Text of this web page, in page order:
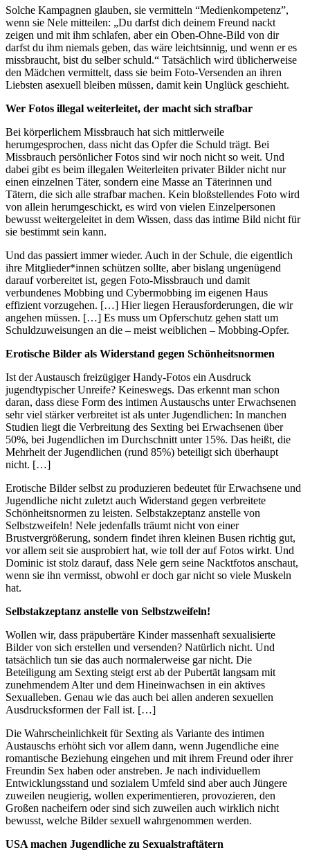
Solche Kampagnen glauben, sie vermitteln “Medienkompetenz”,
wenn sie Nele mitteilen: „Du darfst dich deinem Freund nackt
zeigen und mit ihm schlafen, aber ein Oben-Ohne-Bild von dir
darfst du ihm niemals geben, das wäre leichtsinnig, und wenn er es
missbraucht, bist du selber schuld.“ Tatsächlich wird üblicherweise
den Mädchen vermittelt, dass sie beim Foto-Versenden an ihren
Liebsten asexuell bleiben müssen, damit kein Unglück geschieht.
Wer Fotos illegal weiterleitet, der macht sich strafbar
Bei körperlichem Missbrauch hat sich mittlerweile
herumgesprochen, dass nicht das Opfer die Schuld trägt. Bei
Missbrauch persönlicher Fotos sind wir noch nicht so weit. Und
dabei gibt es beim illegalen Weiterleiten privater Bilder nicht nur
einen einzelnen Täter, sondern eine Masse an Täterinnen und
Tätern, die sich alle strafbar machen. Kein bloßstellendes Foto wird
von allein herumgeschickt, es wird von vielen Einzelpersonen
bewusst weitergeleitet in dem Wissen, dass das intime Bild nicht für
sie bestimmt sein kann.
Und das passiert immer wieder. Auch in der Schule, die eigentlich
ihre Mitglieder*innen schützen sollte, aber bislang ungenügend
darauf vorbereitet ist, gegen Foto-Missbrauch und damit
verbundenes Mobbing und Cybermobbing im eigenen Haus
effizient vorzugehen. […] Hier liegen Herausforderungen, die wir
angehen müssen. […] Es muss um Opferschutz gehen statt um
Schuldzuweisungen an die – meist weiblichen – Mobbing-Opfer.
Erotische Bilder als Widerstand gegen Schönheitsnormen
Ist der Austausch freizügiger Handy-Fotos ein Ausdruck
jugendtypischer Unreife? Keineswegs. Das erkennt man schon
daran, dass diese Form des intimen Austauschs unter Erwachsenen
sehr viel stärker verbreitet ist als unter Jugendlichen: In manchen
Studien liegt die Verbreitung des Sexting bei Erwachsenen über
50%, bei Jugendlichen im Durchschnitt unter 15%. Das heißt, die
Mehrheit der Jugendlichen (rund 85%) beteiligt sich überhaupt
nicht. […]
Erotische Bilder selbst zu produzieren bedeutet für Erwachsene und
Jugendliche nicht zuletzt auch Widerstand gegen verbreitete
Schönheitsnormen zu leisten. Selbstakzeptanz anstelle von
Selbstzweifeln! Nele jedenfalls träumt nicht von einer
Brustvergrößerung, sondern findet ihren kleinen Busen richtig gut,
vor allem seit sie ausprobiert hat, wie toll der auf Fotos wirkt. Und
Dominic ist stolz darauf, dass Nele gern seine Nacktfotos anschaut,
wenn sie ihn vermisst, obwohl er doch gar nicht so viele Muskeln
hat.
Selbstakzeptanz anstelle von Selbstzweifeln!
Wollen wir, dass präpubertäre Kinder massenhaft sexualisierte
Bilder von sich erstellen und versenden? Natürlich nicht. Und
tatsächlich tun sie das auch normalerweise gar nicht. Die
Beteiligung am Sexting steigt erst ab der Pubertät langsam mit
zunehmendem Alter und dem Hineinwachsen in ein aktives
Sexualleben. Genau wie das auch bei allen anderen sexuellen
Ausdrucksformen der Fall ist. […]
Die Wahrscheinlichkeit für Sexting als Variante des intimen
Austauschs erhöht sich vor allem dann, wenn Jugendliche eine
romantische Beziehung eingehen und mit ihrem Freund oder ihrer
Freundin Sex haben oder anstreben. Je nach individuellem
Entwicklungsstand und sozialem Umfeld sind aber auch Jüngere
zuweilen neugierig, wollen experimentieren, provozieren, den
Großen nacheifern oder sind sich zuweilen auch wirklich nicht
bewusst, welche Bilder sexuell wahrgenommen werden.
USA machen Jugendliche zu Sexualstraftätern